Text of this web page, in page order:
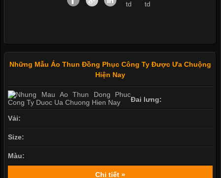
Những Mẫu Áo Thun Đồng Phục Công Ty Được Ưa Chuộng
Hiện Nay
Đai lưng:
Vải:
Size:
Màu:
Chi tiết »